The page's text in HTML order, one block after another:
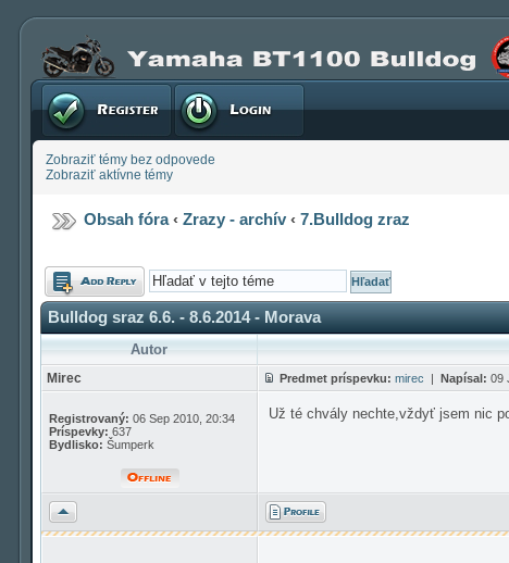
Registrovať Prihlásenie
Zobraziť témy bez odpovede
Zobraziť aktívne témy
Obsah fóra‹Zrazy - archív ‹7.Bulldog zraz
Odoslať
odpoveď
Bulldog sraz 6.6. - 8.6.2014 - Morava
Autor
Mirec Predmet príspevku: mirec | Napísal: 09
Registrovaný: 06 Sep 2010, 20:34
Príspevky: 637
Bydlisko: Šumperk
Už té chvály nechte,vždyť jsem nic
Hore